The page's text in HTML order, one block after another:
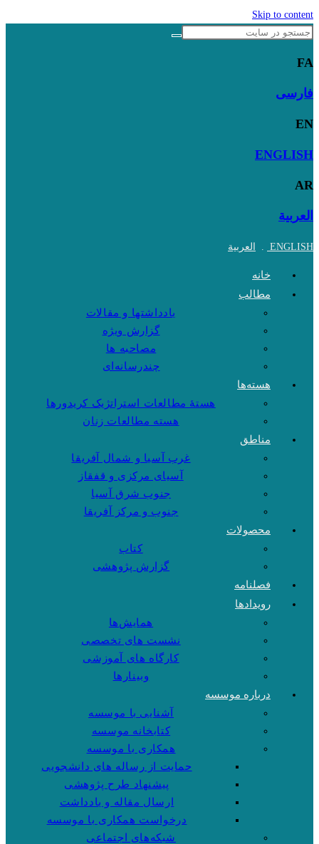
Skip to content
FA
فارسی
EN
ENGLISH
AR
العربية
ENGLISH
. العربية
خانه
مطالب
یادداشتها و مقالات
گزارش ویژه
مصاحبه ها
چندرسانه‌ای
هسته‌ها
هستهٔ مطالعات استراتژیک کریدورها
هسته مطالعات زنان
مناطق
غرب آسیا و شمال آفریقا
آسیای مرکزی و قفقاز
جنوب شرق آسیا
جنوب و مرکز آفریقا
محصولات
کتاب
گزارش پژوهشی
فصلنامه
رویدادها
همایش‌ها
نشست های تخصصی
کارگاه های آموزشی
وبینارها
درباره موسسه
آشنایی با موسسه
کتابخانه موسسه
همکاری با موسسه
حمایت از رساله های دانشجویی
پیشنهاد طرح پژوهشی
ارسال مقاله و یادداشت
درخواست همکاری با موسسه
شبکه‌های اجتماعی